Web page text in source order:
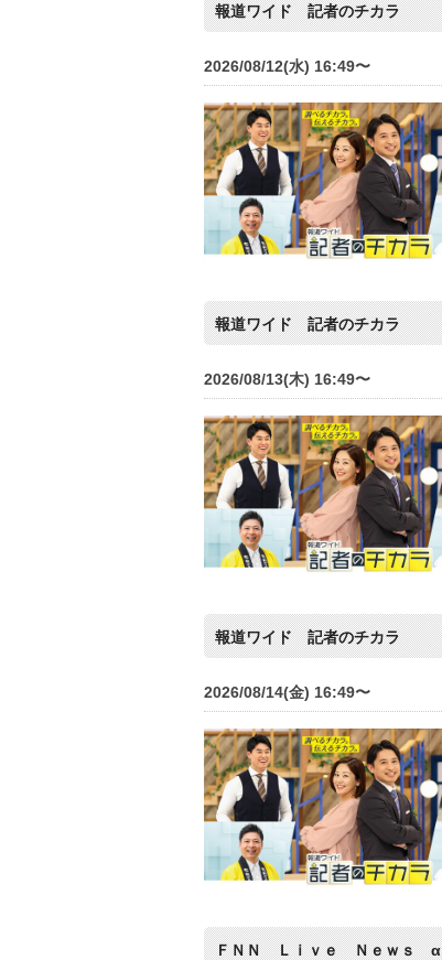
報道ワイド 記者のチカラ
2026/08/12(水) 16:49〜
報道ワイド 記者のチカラ
2026/08/13(木) 16:49〜
報道ワイド 記者のチカラ
2026/08/14(金) 16:49〜
ＦＮＮ Ｌｉｖｅ Ｎｅｗｓ α